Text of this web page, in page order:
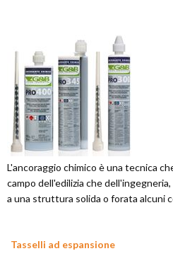
L'ancoraggio chimico è una tecnica
campo dell'edilizia che
a una struttura solida o forata alcuni
Tasselli ad espansione